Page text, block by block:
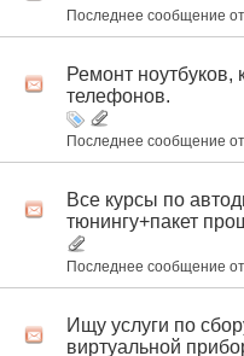
Последнее сообщение от
Ремонт ноутбуков,
телефонов.
Последнее сообщение от
Все курсы по
тюнингу+пакет
Последнее сообщение от
Ищу услуги по
виртуальной